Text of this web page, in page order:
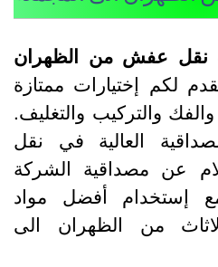
عفش من الظهران
إختيارات ممتازة
والتركيب والتغليف.
العالية في نقل
عن مصداقية الشركة
أفضل مواد
من الظهران الى